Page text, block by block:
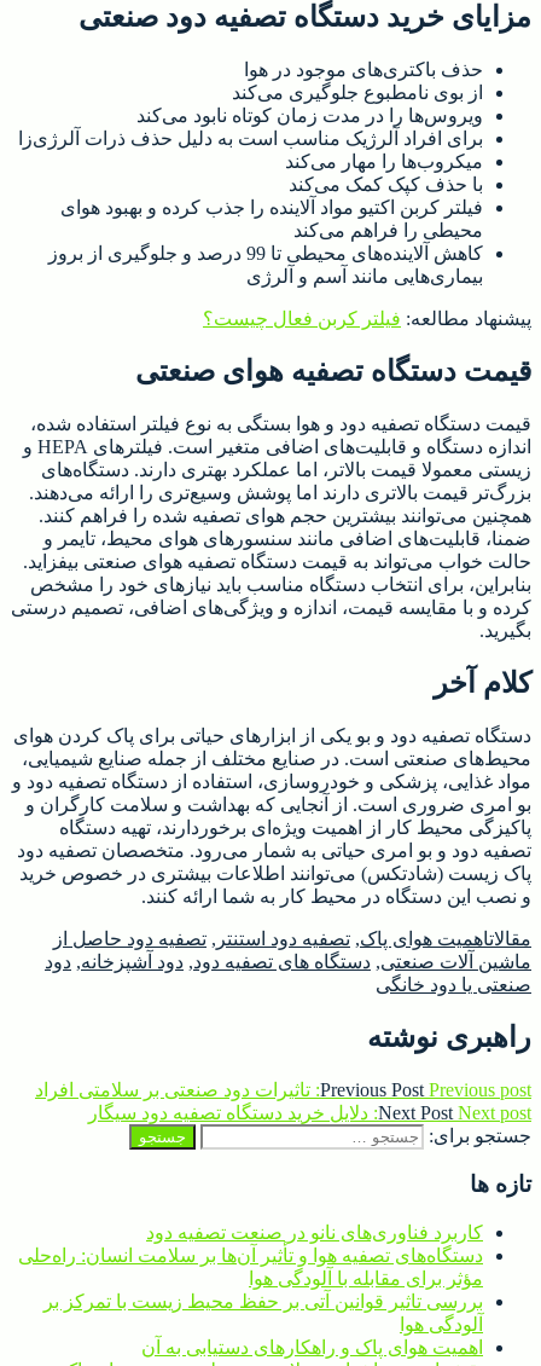
مزایای خرید دستگاه تصفیه دود صنعتی
حذف باکتری‌های موجود در هوا
از بوی نامطبوع جلوگیری می‌کند
ویروس‌ها را در مدت زمان کوتاه نابود می‌کند
برای افراد آلرژیک مناسب است به دلیل حذف ذرات آلرژی‌زا
میکروب‌ها را مهار می‌کند
با حذف کپک کمک می‌کند
فیلتر کربن اکتیو مواد آلاینده را جذب کرده و بهبود هوای
محیطی را فراهم می‌کند
کاهش آلاینده‌های محیطی تا 99 درصد و جلوگیری از بروز
بیماری‌هایی مانند آسم و آلرژی
پیشنهاد مطالعه: فیلتر کربن فعال چیست؟
قیمت دستگاه تصفیه هوای صنعتی
قیمت دستگاه تصفیه دود و هوا بستگی به نوع فیلتر استفاده شده،
اندازه دستگاه و قابلیت‌های اضافی متغیر است. فیلترهای HEPA و
زیستی معمولا قیمت بالاتر، اما عملکرد بهتری دارند. دستگاه‌های
بزرگ‌تر قیمت بالاتری دارند اما پوشش وسیع‌تری را ارائه می‌دهند.
همچنین می‌توانند بیشترین حجم هوای تصفیه شده را فراهم کنند.
ضمنا، قابلیت‌های اضافی مانند سنسورهای هوای محیط، تایمر و
حالت خواب می‌تواند به قیمت دستگاه تصفیه هوای صنعتی بیفزاید.
بنابراین، برای انتخاب دستگاه مناسب باید نیازهای خود را مشخص
کرده و با مقایسه قیمت، اندازه و ویژگی‌های اضافی، تصمیم درستی
بگیرید.
کلام آخر
دستگاه تصفیه دود و بو یکی از ابزارهای حیاتی برای پاک کردن هوای
محیط‌های صنعتی است. در صنایع مختلف از جمله صنایع شیمیایی،
مواد غذایی، پزشکی و خودروسازی، استفاده از دستگاه تصفیه دود و
بو امری ضروری است. از آنجایی که بهداشت و سلامت کارگران و
پاکیزگی محیط کار از اهمیت ویژه‌ای برخوردارند، تهیه دستگاه
تصفیه دود و بو امری حیاتی به شمار می‌رود. متخصصان تصفیه دود
پاک زیست (شادتکس) می‌توانند اطلاعات بیشتری در خصوص خرید
و نصب این دستگاه در محیط کار به شما ارائه کنند.
مقالاتاهمیت هوای پاک, تصفیه دود استنتر , تصفیه دود حاصل از
ماشین آلات صنعتی, دستگاه های تصفیه دود, دود آشپزخانه, دود
صنعتی یا دود خانگی
راهبری نوشته
Previous Post Previous post:
تاثیرات دود صنعتی بر سلامتی افراد
Next Post Next post:
دلایل خرید دستگاه تصفیه دود سیگار
جستجو برای:
تازه ها
کاربرد فناوری‌های نانو در صنعت تصفیه دود
دستگاه‌های تصفیه هوا و تأثیر آن‌ها بر سلامت انسان: راه‌حلی
مؤثر برای مقابله با آلودگی هوا
بررسی تاثیر قوانین آتی بر حفظ محیط زیست با تمرکز بر
آلودگی هوا
اهمیت هوای پاک و راهکارهای دستیابی به آن